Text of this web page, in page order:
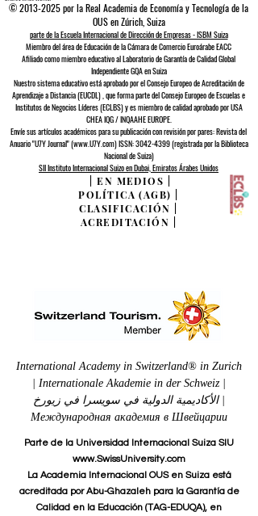
©2013-2025por la Real Academia de Economía y Tecnología de la
OUS en Zúrich, Suiza
parte de la Escuela Internacional de Dirección de Empresas - ISBM Suiza
Miembro del área de Educación de la Cámara de Comercio Euroárabe EACC
Afiliado como miembro educativo al Laboratorio de Garantía de Calidad Global
Independiente GQAen Suiza
Nuestro sistema educativo está aprobado por elConsejo Europeo deAcreditación de
Aprendizaje a Distancia (EUCDL), que forma parte delConsejo Europeo de Escuelas e
Institutos de Negocios Líderes (ECLBS)y es miembro de calidad aprobado por USA
CHEA IQG / INQAAHE EUROPE.
Envíe sus artículos académicos para su publicación con revisión por pares: Revista del
Anuario "U7Y Journal" (www.U7Y.com) ISSN: 3042-4399 (registrada por la Biblioteca
Nacional de Suiza)
SII Instituto Internacional Suizo en Dubai, Emiratos Árabes Unidos
|EN MEDIOS
POLÍTICA (AGB)
CLASIFICACIÓN
ACREDITACIÓN
International Academy in Switzerland® in Zurich
| Internationale Akademie in der Schweiz |
الأكاديمية الدولية في سويسرا في زيورخ |
Международная академия в Швейцарии
Parte de la Universidad Internacional Suiza SIU
www.SwissUniversity.com
La Academia Internacional OUS en Suiza está
acreditada por Abu-Ghazaleh para la Garantía de
Calidad en la Educación (TAG-EDUQA), en